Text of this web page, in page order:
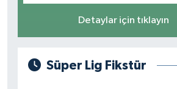
Detaylar için tıklayın
Süper Lig Fikstür